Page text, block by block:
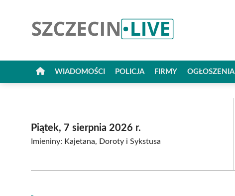
WIADOMOŚCI POLICJA FIRMY OGŁOSZENIA
Piątek, 7 sierpnia 2026 r.
Imieniny: Kajetana, Doroty i Sykstusa